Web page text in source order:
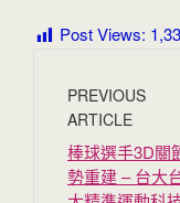
Post Views:
PREVIOUS
ARTICLE
棒球選手3D關
勢重建 – 台大